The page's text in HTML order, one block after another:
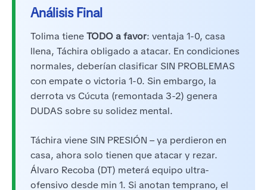
Análisis Final
Tolima tieneTODO a favor: ventaja 1-0, casa
llena, Táchira obligado a atacar. En condiciones
normales, deberían clasificar SIN PROBLEMAS
con empate o victoria 1-0. Sin embargo, la
derrota vs Cúcuta (remontada 3-2) genera
DUDAS sobre su solidez mental.
Táchira viene SIN PRESIÓN – ya perdieron en
casa, ahora solo tienen que atacar y rezar.
Álvaro Recoba (DT) meterá equipo ultra-
ofensivo desde min 1. Si anotan temprano, el